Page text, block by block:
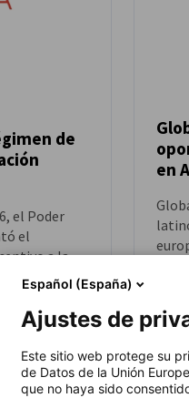
de
el Poder
el
a la
en la “Ley
en
Español (España)
Ajustes de
Este sitio web protege su
de Datos de la Unión
que no haya sido